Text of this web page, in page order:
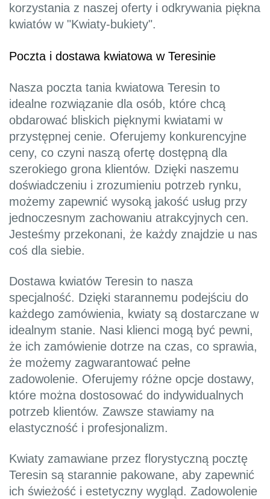
korzystania z naszej oferty i odkrywania piękna
kwiatów w "Kwiaty-bukiety".
Poczta i dostawa kwiatowa w Teresinie
Nasza poczta tania kwiatowa Teresin to
idealne rozwiązanie dla osób, które chcą
obdarować bliskich pięknymi kwiatami w
przystępnej cenie. Oferujemy konkurencyjne
ceny, co czyni naszą ofertę dostępną dla
szerokiego grona klientów. Dzięki naszemu
doświadczeniu i zrozumieniu potrzeb rynku,
możemy zapewnić wysoką jakość usług przy
jednoczesnym zachowaniu atrakcyjnych cen.
Jesteśmy przekonani, że każdy znajdzie u nas
coś dla siebie.
Dostawa kwiatów Teresin to nasza
specjalność. Dzięki starannemu podejściu do
każdego zamówienia, kwiaty są dostarczane w
idealnym stanie. Nasi klienci mogą być pewni,
że ich zamówienie dotrze na czas, co sprawia,
że możemy zagwarantować pełne
zadowolenie. Oferujemy różne opcje dostawy,
które można dostosować do indywidualnych
potrzeb klientów. Zawsze stawiamy na
elastyczność i profesjonalizm.
Kwiaty zamawiane przez florystyczną pocztę
Teresin są starannie pakowane, aby zapewnić
ich świeżość i estetyczny wygląd. Zadowolenie